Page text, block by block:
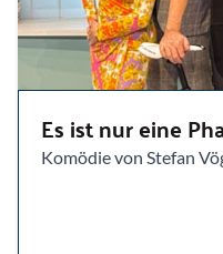
Es ist nur eine
Komödie von Stefan